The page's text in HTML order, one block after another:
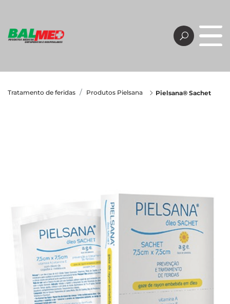
Tratamento de feridas Produtos Pielsana Pielsana® Sachet